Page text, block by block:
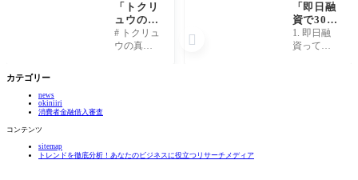
カテゴリー
news
okiniiri
消費者金融借入審査
コンテンツ
sitemap
トレンドを徹底分析！あなたのビジネスに役立つリサーチメディア
「トクリ
ュウの真
実：知ら
れざる力
# トクリュ
ウの真
ウ、それ
「即日融
資で30日
間、あな
たの夢が
1. 即日融
資って
